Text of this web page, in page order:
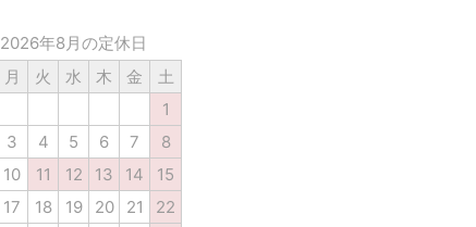
2026年8月の定休日
月 火 水 木 金
土
1
3 4 5 6 7
8
10 11 12 13 14
15
17 18 19 20 21
22